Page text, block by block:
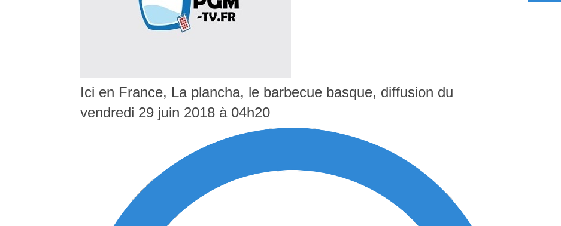
Ici en France, La plancha, le barbecue basque, diffusion du
vendredi 29 juin 2018 à 04h20